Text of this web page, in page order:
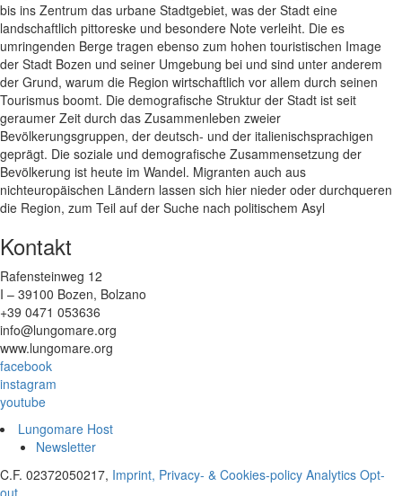
bis ins Zentrum das urbane Stadtgebiet, was der Stadt eine
landschaftlich pittoreske und besondere Note verleiht. Die es
umringenden Berge tragen ebenso zum hohen touristischen Image
der Stadt Bozen und seiner Umgebung bei und sind unter anderem
der Grund, warum die Region wirtschaftlich vor allem durch seinen
Tourismus boomt. Die demografische Struktur der Stadt ist seit
geraumer Zeit durch das Zusammenleben zweier
Bevölkerungsgruppen, der deutsch- und der italienischsprachigen
geprägt. Die soziale und demografische Zusammensetzung der
Bevölkerung ist heute im Wandel. Migranten auch aus
nichteuropäischen Ländern lassen sich hier nieder oder durchqueren
die Region, zum Teil auf der Suche nach politischem Asyl
Kontakt
Rafensteinweg 12
I – 39100 Bozen, Bolzano
+39 0471 053636
info@lungomare.org
www.lungomare.org
facebook
instagram
youtube
Lungomare Host
Newsletter
C.F. 02372050217, Imprint, Privacy- & Cookies-policy Analytics Opt-